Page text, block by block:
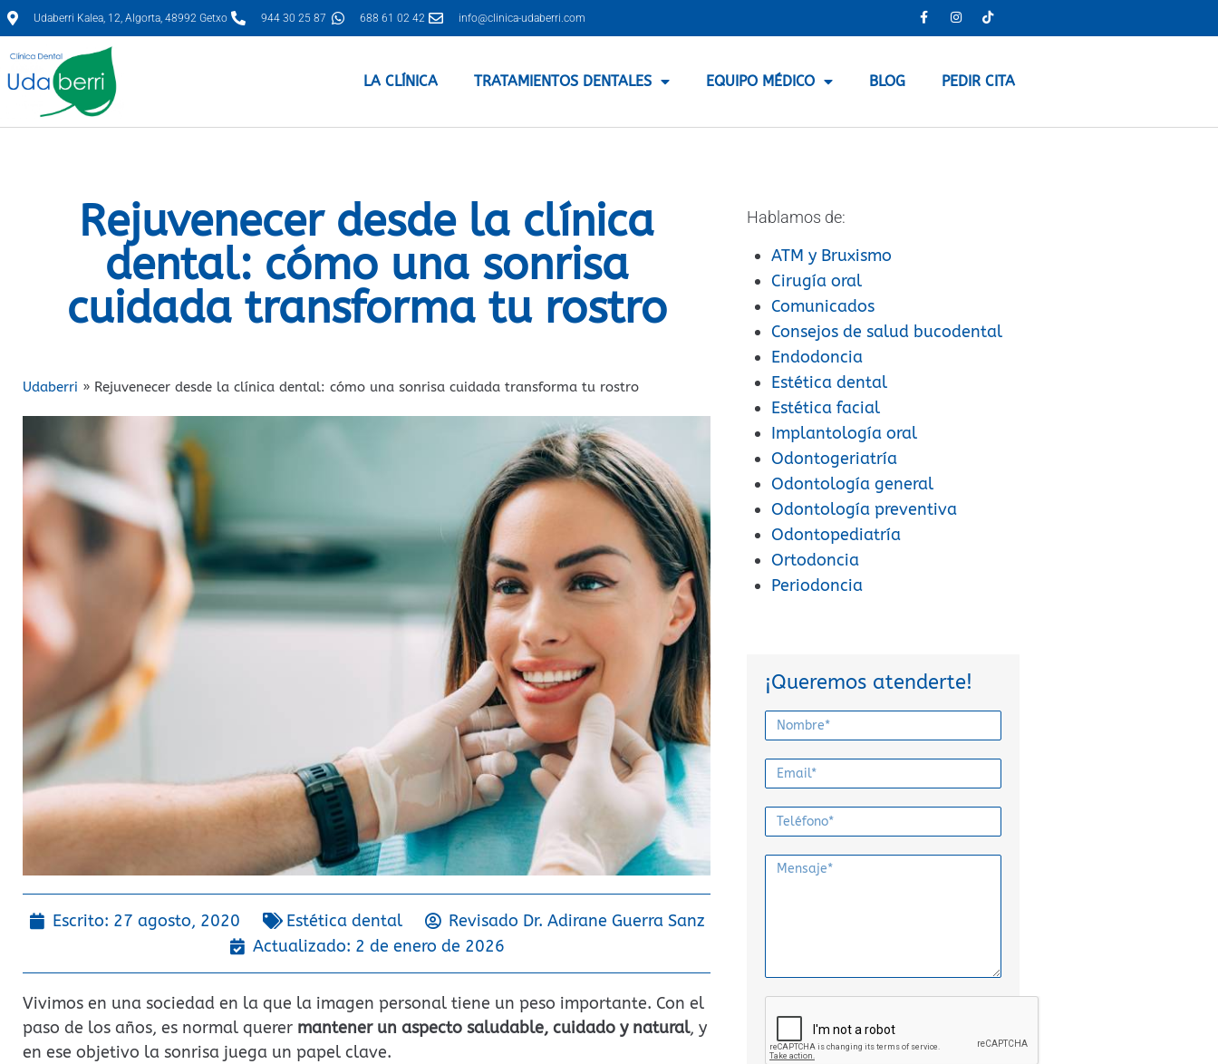
Udaberri Kalea, 12, Algorta, 48992 Getxo 944 30 25 87 688 61 02 42 info@clinica-udaberri.com
LA CLÍNICA TRATAMIENTOS DENTALES EQUIPO MÉDICO BLOG PEDIR CITA
Rejuvenecer desde la clínica
dental: cómo una sonrisa
cuidada transforma tu rostro
Udaberri » Rejuvenecer desde la clínica dental: cómo una sonrisa cuidada transforma tu rostro
Escrito: 27 agosto, 2020 Estética dental Revisado Dr. Adirane Guerra Sanz
Actualizado: 2 de enero de 2026
Vivimos en una sociedad en la que la imagen personal tiene un peso importante. Con el
paso de los años, es normal querer mantener un aspecto saludable, cuidado y natural, y
en ese objetivo la sonrisa juega un papel clave.
Hablamos de:
ATM y Bruxismo
Cirugía oral
Comunicados
Consejos de salud bucodental
Endodoncia
Estética dental
Estética facial
Implantología oral
Odontogeriatría
Odontología general
Odontología preventiva
Odontopediatría
Ortodoncia
Periodoncia
¡Queremos atenderte!